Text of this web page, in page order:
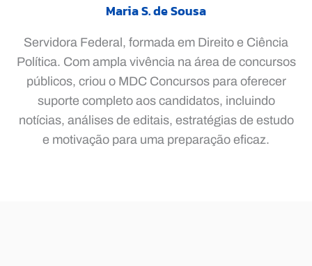
Maria S. de Sousa
Servidora Federal, formada em Direito e Ciência
Política. Com ampla vivência na área de concursos
públicos, criou o MDC Concursos para oferecer
suporte completo aos candidatos, incluindo
notícias, análises de editais, estratégias de estudo
e motivação para uma preparação eficaz.